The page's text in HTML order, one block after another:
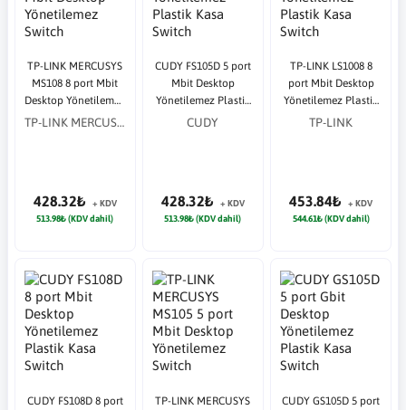
TP-LINK MERCUSYS
MS108 8 port Mbit
Desktop Yönetilemez
Switch
TP-LINK MERCUSYS
428.32₺
+ KDV
513.98₺ (KDV dahil)
CUDY FS105D 5 port
Mbit Desktop
Yönetilemez Plastik
Kasa Switch
CUDY
428.32₺
+ KDV
513.98₺ (KDV dahil)
TP-LINK LS1008 8
port Mbit Desktop
Yönetilemez Plastik
Kasa Switch
TP-LINK
453.84₺
+ KDV
544.61₺ (KDV dahil)
CUDY FS108D 8 port
TP-LINK MERCUSYS
CUDY GS105D 5 port